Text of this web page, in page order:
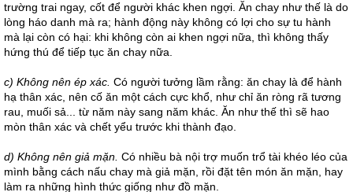
trường trai ngay, cốt để người khác khen ngợi. Ăn chay như thế là do
lòng háo danh mà ra; hành động này không có lợi cho sự tu hành
mà lại còn có hại: khi không còn ai khen ngợi nữa, thì không thấy
hứng thú để tiếp tục ăn chay nữa.
c) Không nên ép xác. Có người tưởng lầm rằng: ăn chay là để hành
hạ thân xác, nên cố ăn một cách cực khổ, như chỉ ăn ròng rã tương
rau, muối sả... từ năm này sang năm khác. Ăn như thế thì sẽ hao
mòn thân xác và chết yểu trước khi thành đạo.
d) Không nên giả mặn. Có nhiều bà nội trợ muốn trổ tài khéo léo của
mình bằng cách nấu chay mà giả mặn, rồi đặt tên món ăn mặn, hay
làm ra những hình thức giống như đồ mặn.